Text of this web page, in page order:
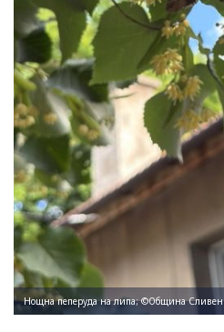
Нощна пеперуда на липа; ©Община Сливен